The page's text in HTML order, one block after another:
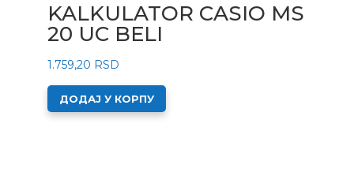
KALKULATOR CASIO MS
20 UC BELI
1.759,20 RSD
ДОДАЈ У КОРПУ